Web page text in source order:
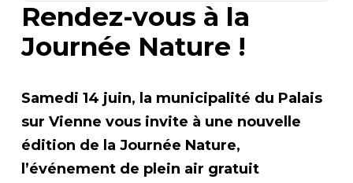
Rendez-vous à la
Journée Nature !
Samedi 14 juin, la municipalité du Palais
sur Vienne vous invite à une nouvelle
édition de la Journée Nature,
l’événement de plein air gratuit